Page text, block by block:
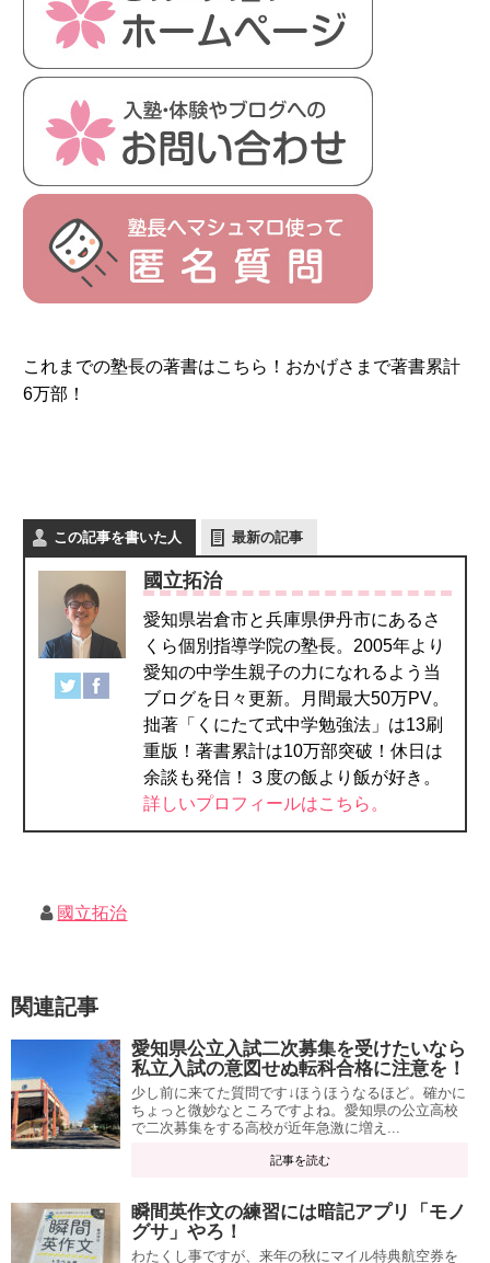
これまでの塾長の著書はこちら！おかげさまで著書累計
6万部！
この記事を書いた人 最新の記事
國立拓治
愛知県岩倉市と兵庫県伊丹市にあるさ
くら個別指導学院の塾長。2005年より
愛知の中学生親子の力になれるよう当
ブログを日々更新。月間最大50万PV。
拙著「くにたて式中学勉強法」は13刷
重版！著書累計は10万部突破！休日は
余談も発信！３度の飯より飯が好き。
詳しいプロフィールはこちら。
國立拓治
関連記事
愛知県公立入試二次募集を受けたいなら
私立入試の意図せぬ転科合格に注意を！
少し前に来てた質問です↓ほうほうなるほど。確かに
ちょっと微妙なところですよね。愛知県の公立高校
で二次募集をする高校が近年急激に増え...
記事を読む
瞬間英作文の練習には暗記アプリ「モノ
グサ」やろ！
わたくし事ですが、来年の秋にマイル特典航空券を